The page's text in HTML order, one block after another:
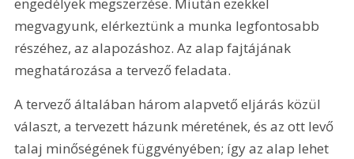
megvagyunk, elérkeztünk a munka legfontosabb
részéhez, az alapozáshoz. Az alap fajtájának
meghatározása a tervező feladata.
A tervező általában három alapvető eljárás közül
választ, a tervezett házunk méretének, és az ott levő
talaj minőségének függvényében; így az alap lehet